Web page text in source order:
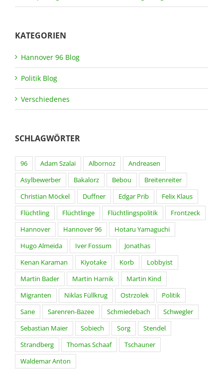
KATEGORIEN
Hannover 96 Blog
Politik Blog
Verschiedenes
SCHLAGWÖRTER
96 Adam Szalai Albornoz
Andreasen
Asylbewerber
Bakalorz Bebou
Breitenreiter
Christian Möckel
Duffner Edgar Prib
Felix Klaus
Flüchtling
Flüchtlinge Flüchtlingspolitik
Frontzeck
Hannover
Hannover 96
Hotaru Yamaguchi
Hugo Almeida
Iver Fossum
Jonathas
Kenan Karaman
Kiyotake Korb
Lobbyist
Martin Bader
Martin Harnik
Martin Kind
Migranten
Niklas Füllkrug Ostrzolek
Politik
Sane
Sarenren-Bazee Schmiedebach
Schwegler
Sebastian Maier
Sobiech Sorg
Stendel
Strandberg
Thomas Schaaf
Tschauner
Waldemar Anton